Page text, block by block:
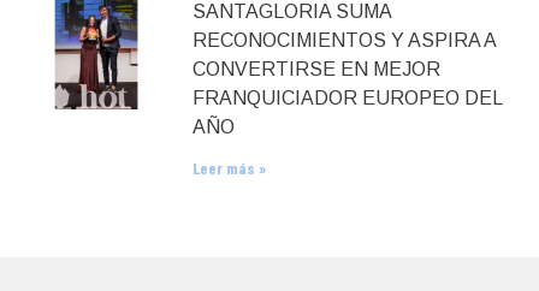
SANTAGLORIA SUMA
RECONOCIMIENTOS Y ASPIRA A
CONVERTIRSE EN MEJOR
FRANQUICIADOR EUROPEO DEL
AÑO
Leer más »